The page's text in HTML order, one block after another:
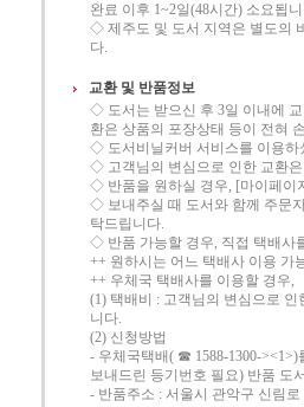
완료 이후 1~2일(48시간) 소요됩
◇ 제주도 및 도서 지역은 별도의
다.
교환 및 반품정보
◇ 도서는 받으신 후 3일 이내에
환은 상품의 포장상태 등이 전혀
◇ 도서비닐커버 서비스를 이용하
◇ 고객님의 변심으로 인한 교환
◇ 반품을 원하실 경우, [마이페이
◇ 보내주실 때 도서와 함께 주문
탁드립니다.
◇ 반품 가능할 경우, 직접 택배사
++ 원하시는 어느 택배사 이용 가
++ 우체국 택배사를 이용할 경우,
(1) 택배비 : 고객님의 변심으로
니다.
(2) 신청방법
- 우체국택배( ☎ 1588-1300-
보내드린 등기번호 필요) 반품 도
- 반품주소 : 서울시 관악구 신림